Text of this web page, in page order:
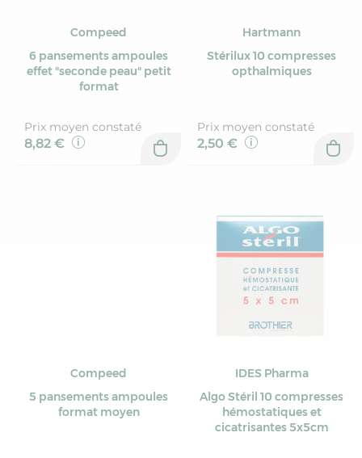
Compeed
6 pansements ampoules
effet "seconde peau" petit
format
Prix moyen constaté
8,82 €
Hartmann
Stérilux 10 compresses
opthalmiques
Prix moyen constaté
2,50 €
Compeed
5 pansements ampoules
format moyen
IDES Pharma
Algo Stéril 10 compresses
hémostatiques et
cicatrisantes 5x5cm